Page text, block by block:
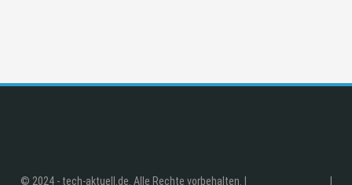
© 2024 - tech-aktuell.de. Alle Rechte vorbehalten. |